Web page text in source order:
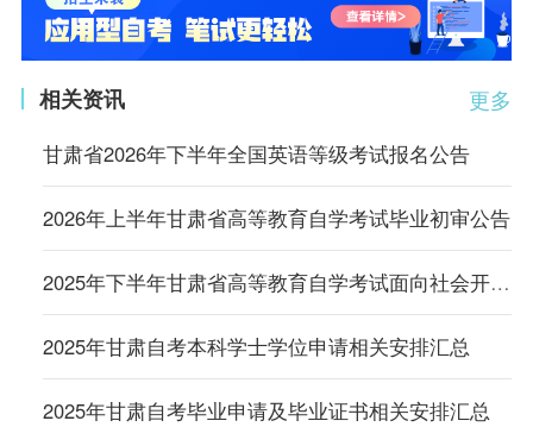
更多
相关资讯
甘肃省2026年下半年全国英语等级考试报名公告
2026年上半年甘肃省高等教育自学考试毕业初审公告
2025年下半年甘肃省高等教育自学考试面向社会开考专业毕业初审公告
2025年甘肃自考本科学士学位申请相关安排汇总
2025年甘肃自考毕业申请及毕业证书相关安排汇总